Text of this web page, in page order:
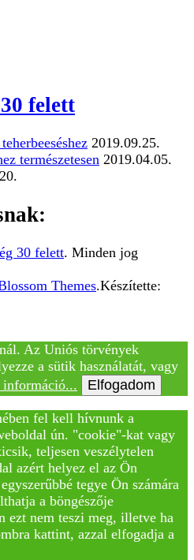
felett
2019.09.25.
természetesen 2019.04.05.
30 felett. Minden jog
Themes.Készítette:
Az Uniós törvények
a sütik használatát, vagy
információ... Elfogadom
fel kell hívnunk a
ún. "cookie"-kat vagy
teljesen veszélytelen
azért helyez el az Ön
tegye Ön számára
a böngészője
ezt nem teszi meg, illetve ha
kattint, azzal elfogadja a